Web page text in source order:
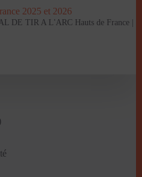
2025 et 2026
DE TIR A L'ARC Hauts de France